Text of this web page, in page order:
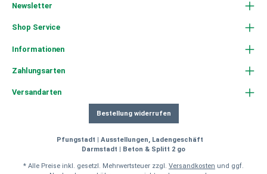
Newsletter
Shop Service
Informationen
Zahlungsarten
Versandarten
Bestellung widerrufen
Pfungstadt | Ausstellungen, Ladengeschäft
Darmstadt | Beton & Splitt 2 go
* Alle Preise inkl. gesetzl. Mehrwertsteuer zzgl. Versandkosten und ggf.